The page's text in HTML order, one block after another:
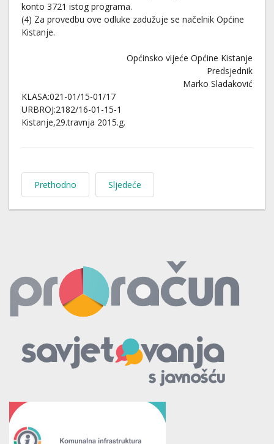
konto 3721 istog programa.
(4) Za provedbu ove odluke zadužuje se načelnik Općine
Kistanje.
Općinsko vijeće Općine Kistanje
Predsjednik
Marko Sladaković
KLASA:021-01/15-01/17
URBROJ:2182/16-01-15-1
Kistanje,29.travnja 2015.g.
Prethodno Sljedeće